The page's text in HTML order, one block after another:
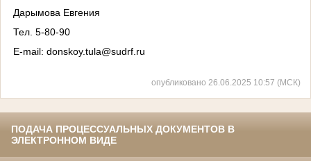
Дарымова Евгения
Тел. 5-80-90
E-mail: donskoy.tula@sudrf.ru
опубликовано 26.06.2025 10:57 (МСК)
ПОДАЧА ПРОЦЕССУАЛЬНЫХ ДОКУМЕНТОВ В
ЭЛЕКТРОННОМ ВИДЕ